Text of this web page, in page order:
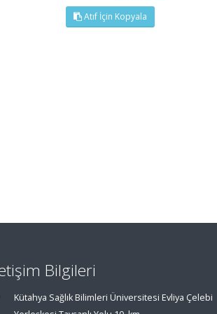
Atıf İçin Kopyala
Bilgileri
Kütahya Sağlık Bilimleri Üniversitesi Evliya Çelebi